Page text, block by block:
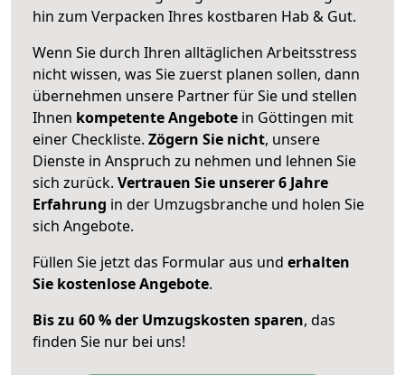
hin zum Verpacken Ihres kostbaren Hab & Gut.
Wenn Sie durch Ihren alltäglichen Arbeitsstress
nicht wissen, was Sie zuerst planen sollen, dann
übernehmen unsere Partner für Sie und stellen
Ihnen kompetente Angebote in Göttingen mit
einer Checkliste. Zögern Sie nicht, unsere
Dienste in Anspruch zu nehmen und lehnen Sie
sich zurück. Vertrauen Sie unserer 6 Jahre
Erfahrung in der Umzugsbranche und holen Sie
sich Angebote.
Füllen Sie jetzt das Formular aus und erhalten
Sie kostenlose Angebote.
Bis zu 60 % der Umzugskosten sparen, das
finden Sie nur bei uns!